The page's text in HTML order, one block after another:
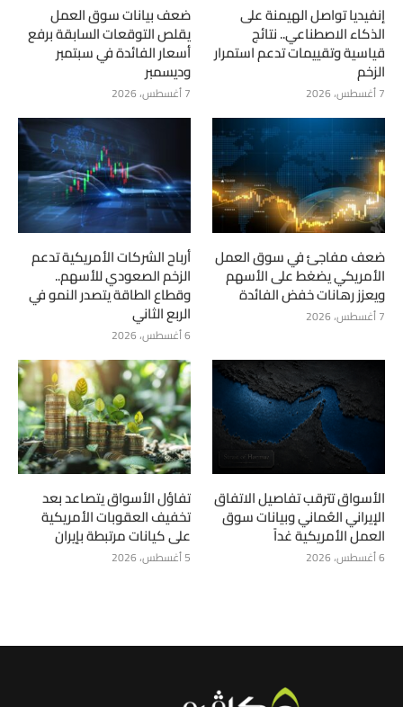
إنفيديا تواصل الهيمنة على
الذكاء الاصطناعي.. نتائج
قياسية وتقييمات تدعم استمرار
الزخم
7 أغسطس، 2026
ضعف بيانات سوق العمل
يقلص التوقعات السابقة برفع
أسعار الفائدة في سبتمبر
وديسمبر
7 أغسطس، 2026
ضعف مفاجئ في سوق العمل
الأمريكي يضغط على الأسهم
ويعزز رهانات خفض الفائدة
7 أغسطس، 2026
أرباح الشركات الأمريكية تدعم
الزخم الصعودي للأسهم..
وقطاع الطاقة يتصدر النمو في
الربع الثاني
6 أغسطس، 2026
الأسواق تترقب تفاصيل الاتفاق
الإيراني العُماني وبيانات سوق
العمل الأمريكية غداً
6 أغسطس، 2026
تفاؤل الأسواق يتصاعد بعد
تخفيف العقوبات الأمريكية
على كيانات مرتبطة بإيران
5 أغسطس، 2026